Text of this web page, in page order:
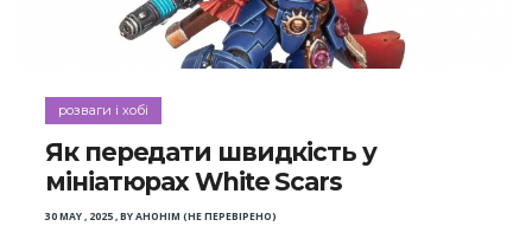
розваги і хобі
Як передати швидкість у
мініатюрах White Scars
30 MAY , 2025,BYАНОНІМ (НЕ ПЕРЕВІРЕНО)